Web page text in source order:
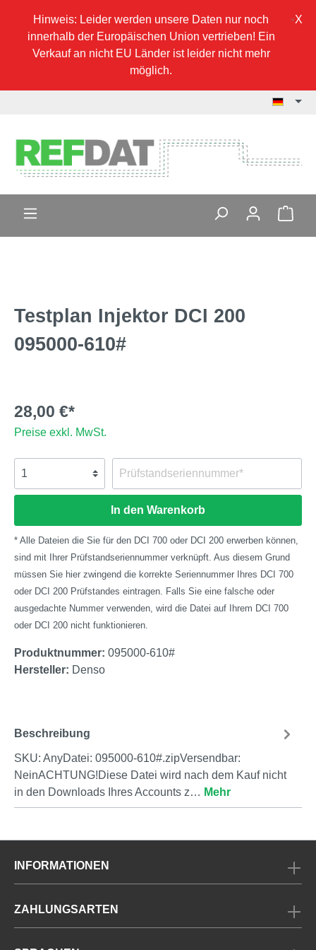
Hinweis: Leider werden unsere Daten nur noch
innerhalb der Europäischen Union vertrieben! Ein
Verkauf an nicht EU Länder ist leider nicht mehr
möglich.
Testplan Injektor DCI 200
095000-610#
28,00 €*
Preise exkl. MwSt.
In den Warenkorb
* Alle Dateien die Sie für den DCI 700 oder DCI 200 erwerben können,
sind mit Ihrer Prüfstandseriennummer verknüpft. Aus diesem Grund
müssen Sie hier zwingend die korrekte Seriennummer Ihres DCI 700
oder DCI 200 Prüfstandes eintragen. Falls Sie eine falsche oder
ausgedachte Nummer verwenden, wird die Datei auf Ihrem DCI 700
oder DCI 200 nicht funktionieren.
Produktnummer: 095000-610#
Hersteller: Denso
Beschreibung
SKU: AnyDatei: 095000-610#.zipVersendbar:
NeinACHTUNG!Diese Datei wird nach dem Kauf nicht
in den Downloads Ihres Accounts z… Mehr
INFORMATIONEN
ZAHLUNGSARTEN